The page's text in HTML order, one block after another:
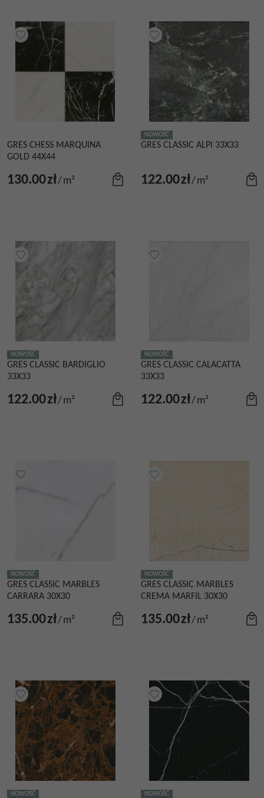
GRES CHESS MARQUINA
GOLD 44X44
130.00zł/m²
NOWOŚĆ
GRES CLASSIC ALPI 33X33
122.00zł/m²
NOWOŚĆ
GRES CLASSIC BARDIGLIO
33X33
122.00zł/m²
NOWOŚĆ
GRES CLASSIC CALACATTA
33X33
122.00zł/m²
NOWOŚĆ
GRES CLASSIC MARBLES
CARRARA 30X30
135.00zł/m²
NOWOŚĆ
GRES CLASSIC MARBLES
CREMA MARFIL 30X30
135.00zł/m²
NOWOŚĆ NOWOŚĆ